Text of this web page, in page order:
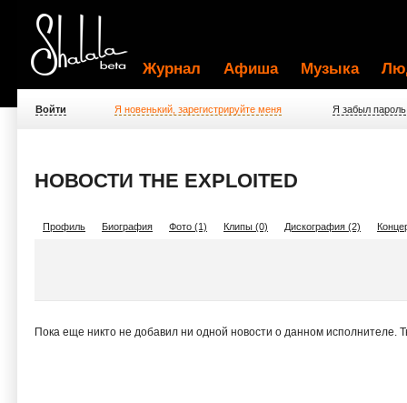
Журнал Афиша Музыка
Войти Я новенький, зарегистрируйте меня Я забыл пароль
НОВОСТИ THE EXPLOITED
Профиль Биография Фото (1) Клипы (0) Дискография (2)
Пока еще никто не добавил ни одной новости о данном